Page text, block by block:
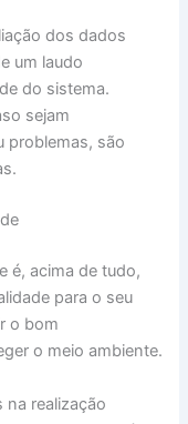
dos dados
um laudo
do sistema.
sejam
problemas, são
é, acima de tudo,
para o seu
o bom
o meio ambiente.
na realização